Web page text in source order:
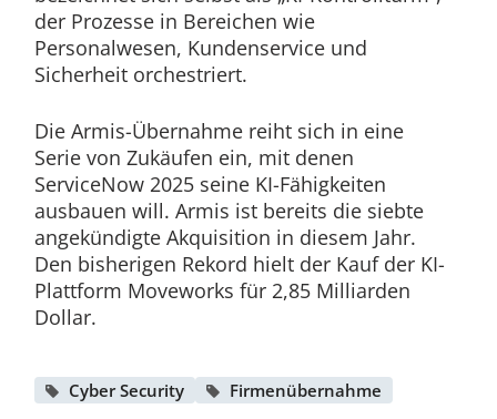
der Prozesse in Bereichen wie
Personalwesen, Kundenservice und
Sicherheit orchestriert.
Die Armis-Übernahme reiht sich in eine
Serie von Zukäufen ein, mit denen
ServiceNow 2025 seine KI-Fähigkeiten
ausbauen will. Armis ist bereits die siebte
angekündigte Akquisition in diesem Jahr.
Den bisherigen Rekord hielt der Kauf der KI-
Plattform Moveworks für 2,85 Milliarden
Dollar.
Cyber Security Firmenübernahme